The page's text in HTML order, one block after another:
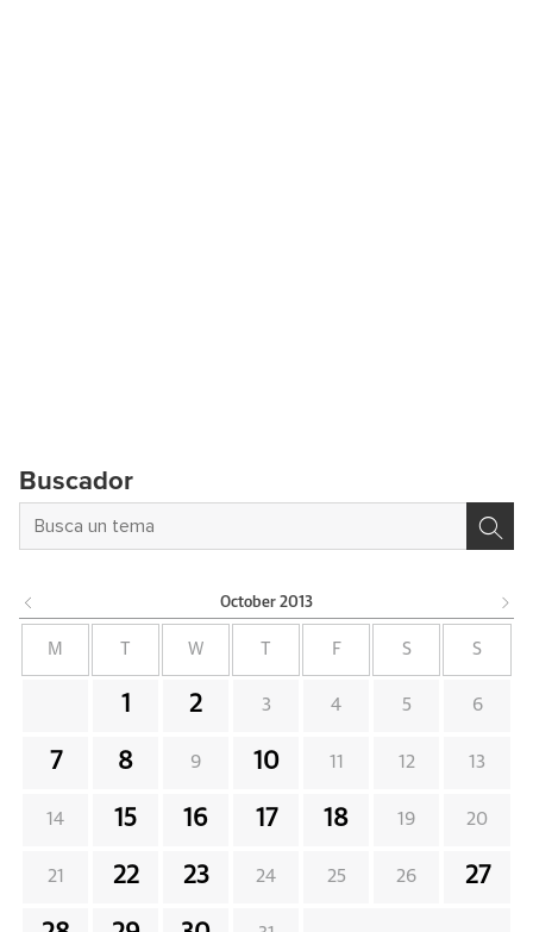
Buscador
October 2013
M W F S S
1 2 3 4 5 6
7 8 9 10 11 12 13
14 15 16 17 18 19 20
21 22 23 24 25 26 27